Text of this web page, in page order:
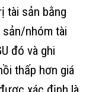
tài sản bằng
sản/nhóm tài
đó và ghi
thấp hơn giá